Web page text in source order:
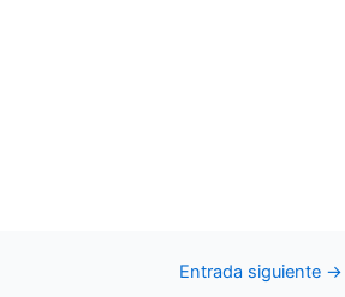
Entrada siguiente →